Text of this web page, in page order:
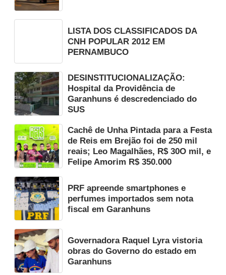
LISTA DOS CLASSIFICADOS DA
CNH POPULAR 2012 EM
PERNAMBUCO
DESINSTITUCIONALIZAÇÃO:
Hospital da Providência de
Garanhuns é descredenciado do
SUS
Cachê de Unha Pintada para a Festa
de Reis em Brejão foi de 250 mil
reais; Leo Magalhães, R$ 30O mil, e
Felipe Amorim R$ 350.000
PRF apreende smartphones e
perfumes importados sem nota
fiscal em Garanhuns
Governadora Raquel Lyra vistoria
obras do Governo do estado em
Garanhuns